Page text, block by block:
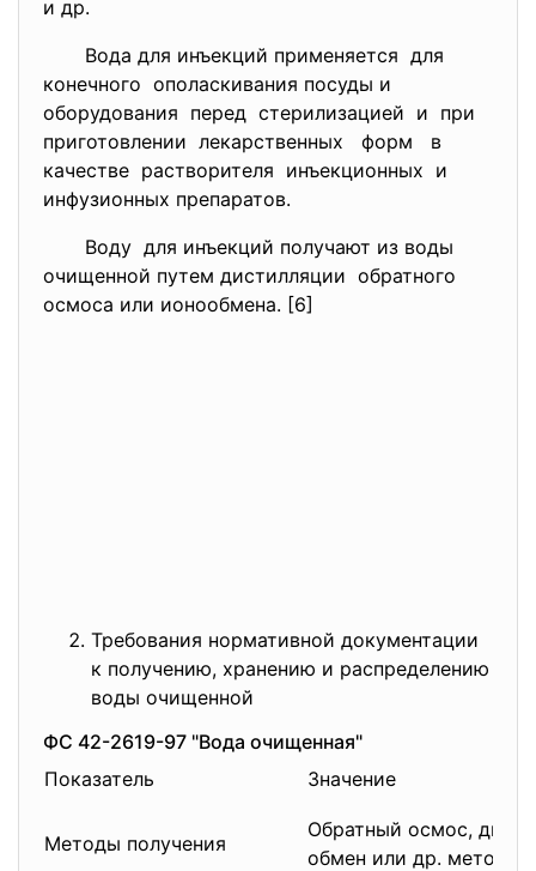
и др.
Вода для инъекций применяется для
конечного ополаскивания посуды и
оборудования перед стерилизацией и при
приготовлении лекарственных форм в
качестве растворителя инъекционных и
инфузионных препаратов.
Воду для инъекций получают из воды
очищенной путем дистилляции обратного
осмоса или ионообмена. [6]
Требования нормативной документации
к получению, хранению и распределению
воды очищенной
ФС 42-2619-97 "Вода очищенная"
Показатель
Значение
Методы получения
Обратный осмос,
обмен или др. методы.